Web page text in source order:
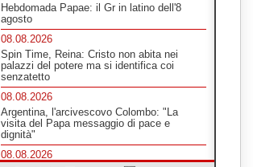
Hebdomada Papae: il Gr in latino dell'8
agosto
08.08.2026
Spin Time, Reina: Cristo non abita nei
palazzi del potere ma si identifica coi
senzatetto
08.08.2026
Argentina, l'arcivescovo Colombo: "La
visita del Papa messaggio di pace e
dignità"
08.08.2026